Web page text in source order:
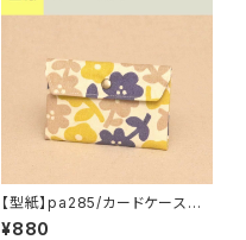
【型紙】pa285/カードケース
【5】
¥880